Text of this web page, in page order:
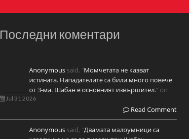
Последни коментари
Anonymous said, "Момчетата не казват
истината. Нападателите са били много повече
от 3-ма. Шабан е основният извършител." on
Jul 31 2026
Read Comment
Anonymous said, "Двамата малоумници са